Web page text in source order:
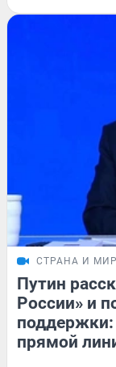
СТРАНА И МИР
Путин
России» и
поддержки:
прямой